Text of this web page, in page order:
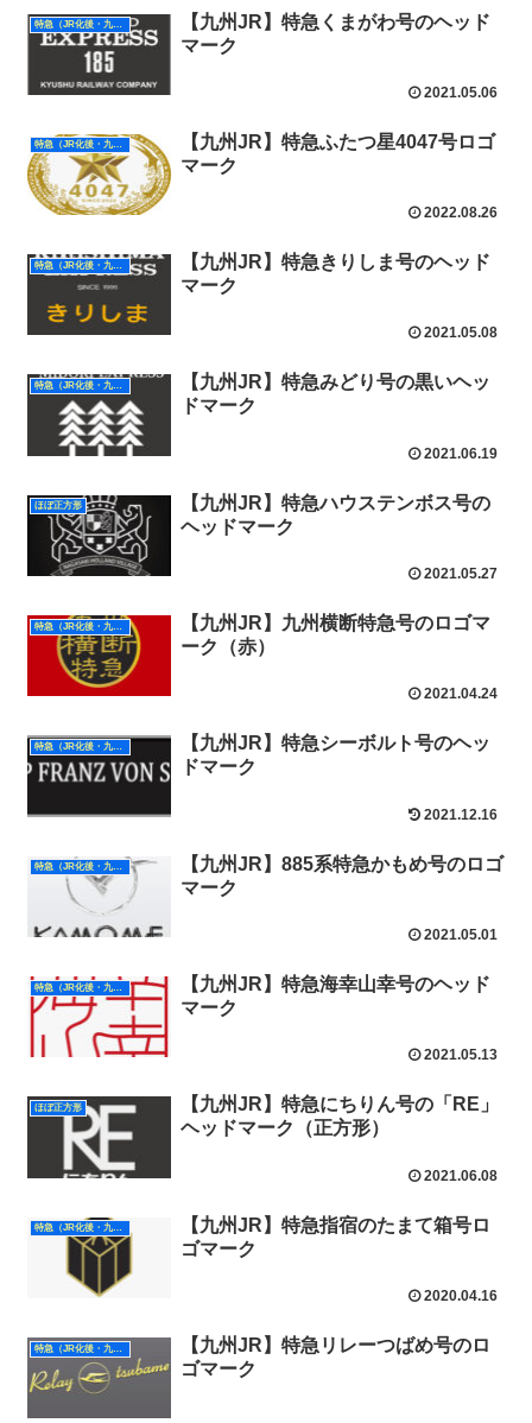
特急（JR化後・九州）
【九州JR】特急くまがわ号のヘッド
マーク
2021.05.06
特急（JR化後・九州）
【九州JR】特急ふたつ星4047号ロゴ
マーク
2022.08.26
【九州JR】特急きりしま号のヘッド
マーク
2021.05.08
特急（JR化後・九州）
【九州JR】特急みどり号の黒いヘッ
ドマーク
2021.06.19
ほぼ正方形
【九州JR】特急ハウステンボス号の
ヘッドマーク
2021.05.27
【九州JR】九州横断特急号のロゴマ
ーク（赤）
2021.04.24
特急（JR化後・九州）
【九州JR】特急シーボルト号のヘッ
ドマーク
2021.12.16
特急（JR化後・九州）
【九州JR】885系特急かもめ号のロゴ
マーク
2021.05.01
【九州JR】特急海幸山幸号のヘッド
マーク
2021.05.13
ほぼ正方形
【九州JR】特急にちりん号の「RE」
ヘッドマーク（正方形）
2021.06.08
特急（JR化後・九州）
【九州JR】特急指宿のたまて箱号ロ
ゴマーク
2020.04.16
【九州JR】特急リレーつばめ号のロ
ゴマーク